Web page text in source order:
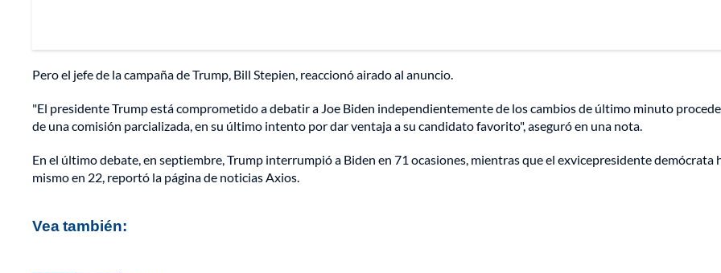
Pero el jefe de la campaña de Trump, Bill Stepien, reaccionó airado al anuncio.
"El presidente Trump está comprometido a debatir a Joe Biden independientemente de los cambios de último minuto
de una comisión parcializada, en su último intento por dar ventaja a su candidato favorito", aseguró en una nota.
En el último debate, en septiembre, Trump interrumpió a Biden en 71 ocasiones, mientras que el exvicepresidente demócrata
mismo en 22, reportó la página de noticias Axios.
Vea también: